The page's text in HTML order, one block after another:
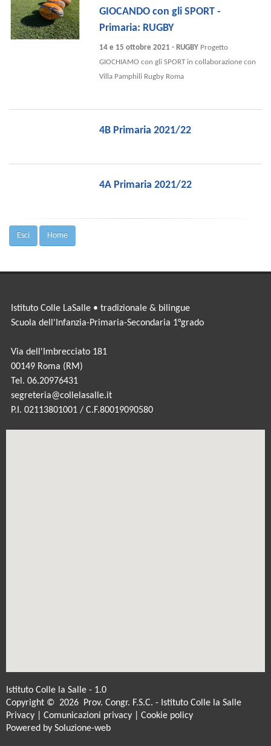
GIOCANDO con gli SPORT -
Primaria: RUGBY
14 e 15 ottobre 2021 - RUGBY Progetto
GIOCHIAMO con gli SPORT in collaborazione con
Villa Pamphili Rugby Roma
4B Primaria 2021/22
4A Primaria 2021/22
Esci Home
Istituto Colle LaSalle • tradizionale & bilingue
Scuola dell'Infanzia-Primaria-Secondaria 1°grado
Via dell'Imbrecciato 181
00149 Roma (RM)
Tel. 06.20976431
segreteria@collelasalle.it
P.I. 02113801001 / C.F.80019090580
Istituto Colle la Salle - 1.0
Copyright © 2026 Prov. Congr. F.S.C. - Istituto Colle la Salle
Privacy
Comunicazioni privacy
Cookie policy
Powered by Soluzione-web